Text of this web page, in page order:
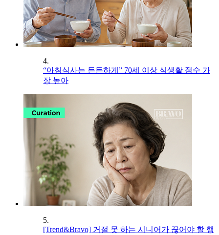
4.
“아침식사는 든든하게” 70세 이상 식생활 점수 가
장 높아
5.
[Trend&Bravo] 거절 못 하는 시니어가 끊어야 할 행